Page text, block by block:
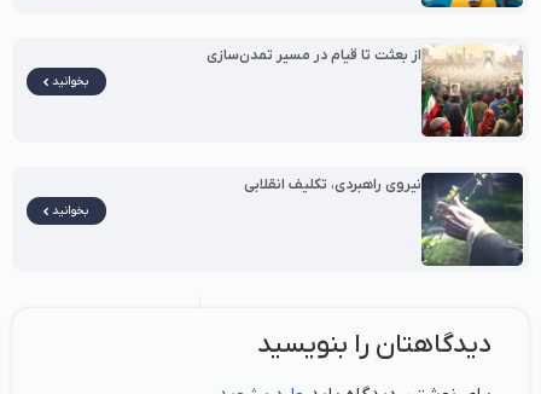
از بعثت تا قیام در مسیر تمدن‌سازی
بخوانید
نیروی راهبردی، تکلیف انقلابی
بخوانید
دیدگاهتان را بنویسید